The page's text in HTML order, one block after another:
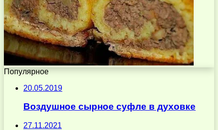
Популярное
20.05.2019
Воздушное сырное суфле в духовке
27.11.2021